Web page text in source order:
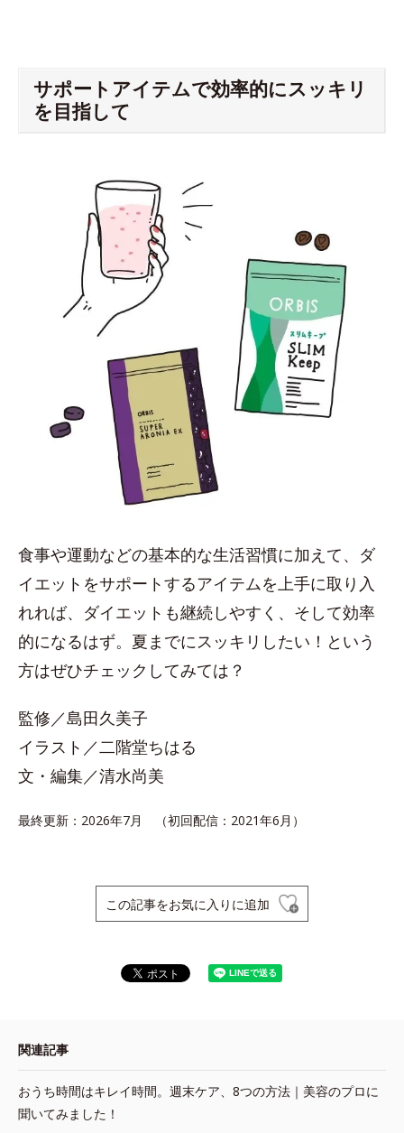
サポートアイテムで効率的にスッキリ
を目指して
食事や運動などの基本的な生活習慣に加えて、ダ
イエットをサポートするアイテムを上手に取り入
れれば、ダイエットも継続しやすく、そして効率
的になるはず。夏までにスッキリしたい！という
方はぜひチェックしてみては？
監修／島田久美子
イラスト／二階堂ちはる
文・編集／清水尚美
最終更新：2026年7月 （初回配信：2021年6月）
この記事をお気に入りに追加
関連記事
おうち時間はキレイ時間。週末ケア、8つの方法｜美容のプロに
聞いてみました！